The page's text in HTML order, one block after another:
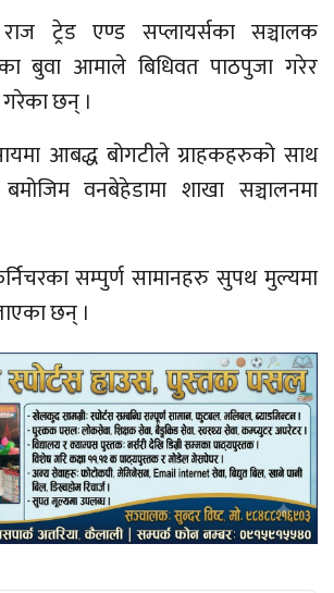
ट्रेड एण्ड सप्लायर्सका सञ्चालक
बुवा आमाले बिधिवत पाठपुजा गरेर
छन् ।
आबद्ध बोगटीले ग्राहकहरुको साथ
वनबेहेडामा शाखा सञ्चालनमा
सम्पुर्ण सामानहरु सुपथ मुल्यमा
छन् ।